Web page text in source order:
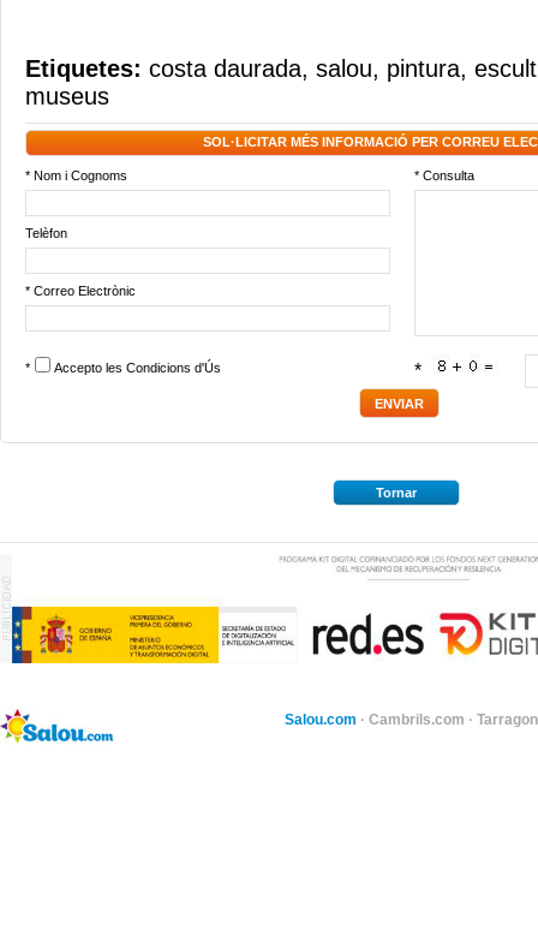
Etiquetes: costa daurada, salou, pintura,
museus
SOL·LICITAR MÉS INFORMACIÓ PER CORREU
* Nom i Cognoms * Consulta
Telèfon
* Correo Electrònic
* Accepto les Condicions d'Ús *
Tornar
Salou.com · Cambrils.com ·